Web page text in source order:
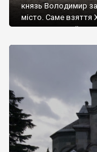
князь Володимир
місто. Саме
диктувати свої
Херсонесі
А потім було